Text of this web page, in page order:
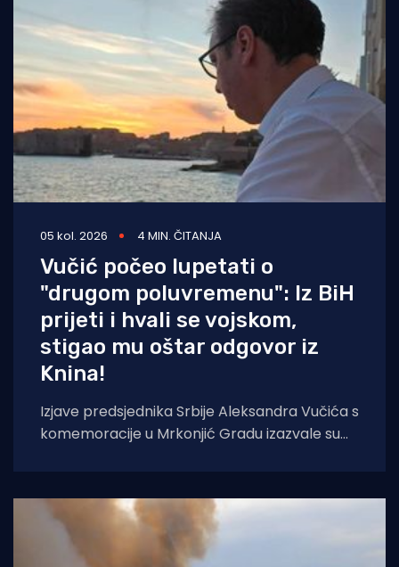
05 kol. 2026 4 MIN. ČITANJA
Vučić počeo lupetati o
"drugom poluvremenu": Iz BiH
prijeti i hvali se vojskom,
stigao mu oštar odgovor iz
Knina!
Izjave predsjednika Srbije Aleksandra Vučića s
komemoracije u Mrkonjić Gradu izazvale su